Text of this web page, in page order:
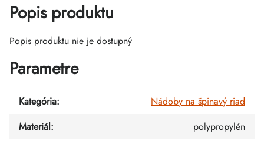
Popis produktu
Popis produktu nie je dostupný
Parametre
Kategória:
Nádoby na špinavý riad
Materiál: polypropylén